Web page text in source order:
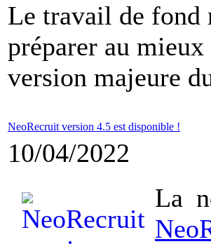
Le travail de fond
préparer au
version majeure
NeoRecruit version 4.5 est disponible !
10/04/2022
La